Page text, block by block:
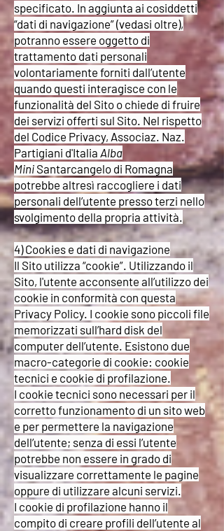
specificato. In aggiunta ai cosiddetti
“dati di navigazione” (vedasi oltre),
potranno essere oggetto di
trattamento dati personali
volontariamente forniti dall’utente
quando questi interagisce con le
funzionalità del Sito o chiede di fruire
dei servizi offerti sul Sito. Nel rispetto
del Codice Privacy, Associaz. Naz.
Partigiani d'Italia Alba
Mini Santarcangelo di Romagna
potrebbe altresì raccogliere i dati
personali dell’utente presso terzi nello
svolgimento della propria attività.
4) Cookies e dati di navigazione
Il Sito utilizza “cookie”. Utilizzando il
Sito, l'utente acconsente all’utilizzo dei
cookie in conformità con questa
Privacy Policy. I cookie sono piccoli file
memorizzati sull’hard disk del
computer dell’utente. Esistono due
macro-categorie di cookie: cookie
tecnici e cookie di profilazione.
I cookie tecnici sono necessari per il
corretto funzionamento di un sito web
e per permettere la navigazione
dell’utente; senza di essi l’utente
potrebbe non essere in grado di
visualizzare correttamente le pagine
oppure di utilizzare alcuni servizi.
I cookie di profilazione hanno il
compito di creare profili dell’utente al